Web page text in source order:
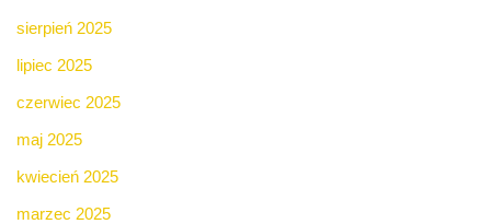
sierpień 2025
lipiec 2025
czerwiec 2025
maj 2025
kwiecień 2025
marzec 2025